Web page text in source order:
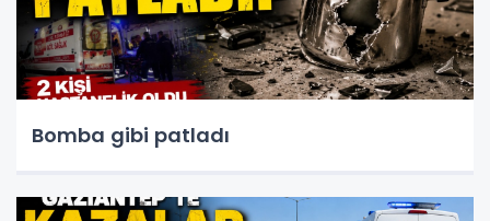
Bomba gibi patladı